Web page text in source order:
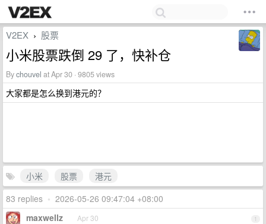
V2EX › 股票
小米股票跌倒 29 了，快补仓
Bychouvel at Apr 30 · 9805 views
大家都是怎么换到港元的？
小米 股票
港元
83 replies • 2026-05-26 09:47:04 +08:00
1
maxwellz Apr 30